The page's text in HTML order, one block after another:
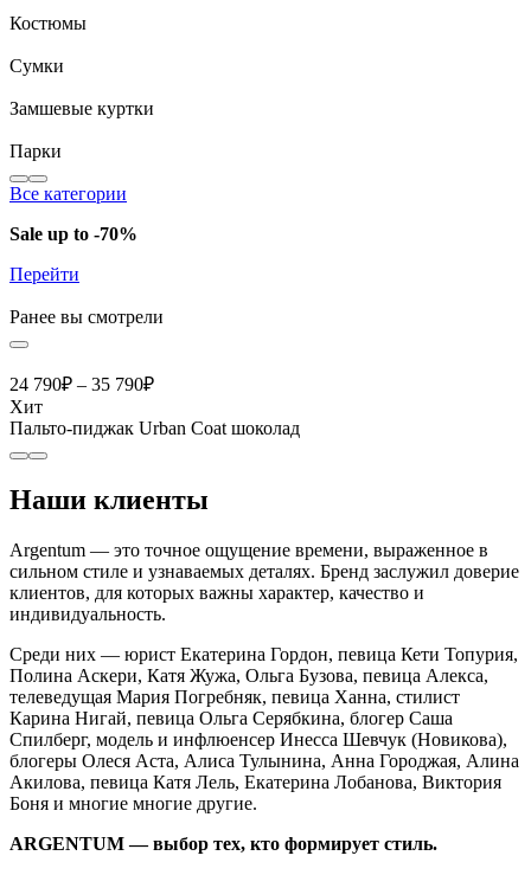
Костюмы
Сумки
Замшевые куртки
Парки
Все категории
Sale up to -70%
Перейти
Ранее вы смотрели
24 790₽ – 35 790₽
Хит
Пальто-пиджак Urban Coat шоколад
Наши клиенты
Argentum — это точное ощущение времени, выраженное в
сильном стиле и узнаваемых деталях. Бренд заслужил доверие
клиентов, для которых важны характер, качество и
индивидуальность.
Среди них — юрист Екатерина Гордон, певица Кети Топурия,
Полина Аскери, Катя Жужа, Ольга Бузова, певица Алекса,
телеведущая Мария Погребняк, певица Ханна, стилист
Карина Нигай, певица Ольга Серябкина, блогер Саша
Спилберг, модель и инфлюенсер Инесса Шевчук (Новикова),
блогеры Олеся Аста, Алиса Тулынина, Анна Городжая, Алина
Акилова, певица Катя Лель, Екатерина Лобанова, Виктория
Боня и многие многие другие.
ARGENTUM — выбор тех, кто формирует стиль.